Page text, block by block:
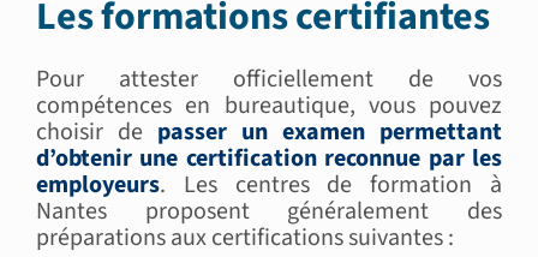
Les formations certifiantes
Pour attester officiellement de vos
compétences en bureautique, vous pouvez
choisir de passer un examen permettant
d’obtenir une certification reconnue par les
employeurs. Les centres de formation à
Nantes proposent généralement des
préparations aux certifications suivantes :